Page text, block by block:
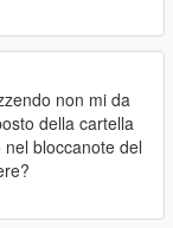
non mi da
della cartella
bloccanote del